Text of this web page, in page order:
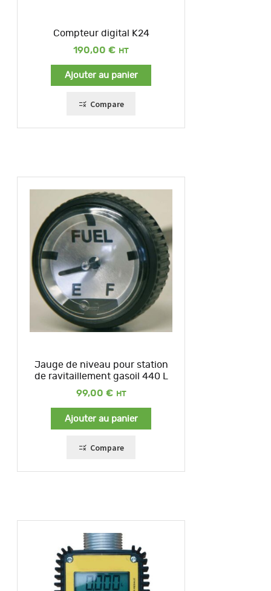
Compteur digital K24
190,00 €
Ajouter au panier
Compare
Jauge de niveau pour station
de ravitaillement gasoil 440 L
99,00 €
Ajouter au panier
Compare